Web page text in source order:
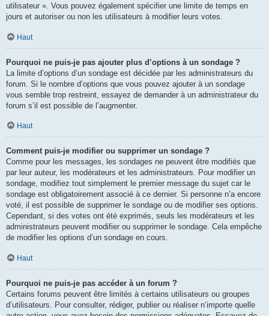
utilisateur ». Vous pouvez également spécifier une limite de temps en
jours et autoriser ou non les utilisateurs à modifier leurs votes.
Haut
Pourquoi ne puis-je pas ajouter plus d’options à un sondage ?
La limite d’options d’un sondage est décidée par les administrateurs du
forum. Si le nombre d’options que vous pouvez ajouter à un sondage
vous semble trop restreint, essayez de demander à un administrateur du
forum s’il est possible de l’augmenter.
Haut
Comment puis-je modifier ou supprimer un sondage ?
Comme pour les messages, les sondages ne peuvent être modifiés que
par leur auteur, les modérateurs et les administrateurs. Pour modifier un
sondage, modifiez tout simplement le premier message du sujet car le
sondage est obligatoirement associé à ce dernier. Si personne n’a encore
voté, il est possible de supprimer le sondage ou de modifier ses options.
Cependant, si des votes ont été exprimés, seuls les modérateurs et les
administrateurs peuvent modifier ou supprimer le sondage. Cela empêche
de modifier les options d’un sondage en cours.
Haut
Pourquoi ne puis-je pas accéder à un forum ?
Certains forums peuvent être limités à certains utilisateurs ou groupes
d’utilisateurs. Pour consulter, rédiger, publier ou réaliser n’importe quelle